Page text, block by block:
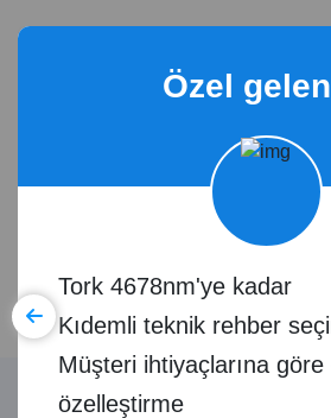
Özel
Tork 4678nm'ye kadar
Kıdemli teknik rehber
Müşteri ihtiyaçlarına göre
özelleştirme